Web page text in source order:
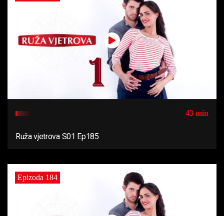
43 min
Ruža vjetrova S01 Ep185
Epizoda 184